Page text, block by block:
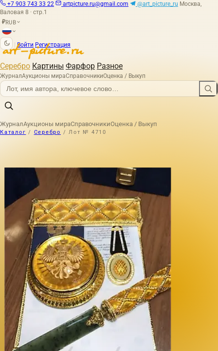
+7 903 743 33 22 artpicture.ru@gmail.com @art_picture_ru Москва,
Валовая 8 · стр.1
₽RUB
Войти Регистрация
Серебро Картины Фарфор Разное
ЖурналАукционы мираСправочникиОценка / Выкуп
ЖурналАукционы мираСправочникиОценка / Выкуп
Каталог / Серебро / Лот № 4710